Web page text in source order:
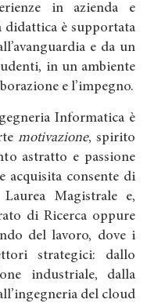
in azienda e
didattica è supportata
e da un
in un ambiente
e l’impegno.
Informatica è
motivazione, spirito
astratto e passione
acquisita consente di
Magistrale e,
di Ricerca oppure
del lavoro, dove i
strategici: dallo
industriale, dalla
del cloud